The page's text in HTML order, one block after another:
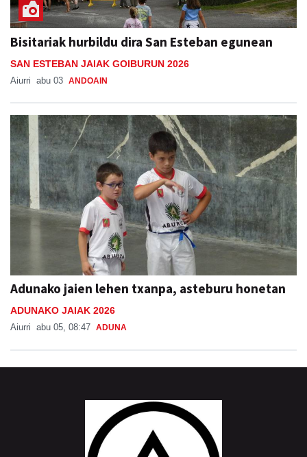
Bisitariak hurbildu dira San Esteban egunean
SAN ESTEBAN JAIAK GOIBURUN 2026
Aiurri abu 03 ANDOAIN
Adunako jaien lehen txanpa, asteburu honetan
ADUNAKO JAIAK 2026
Aiurri abu 05, 08:47 ADUNA